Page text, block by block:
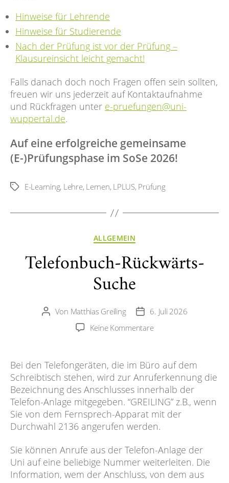
Hinweise für Lehrende
Hinweise für Studierende
Nach der Prüfung ist vor der Prüfung –
Klausureinsicht leicht gemacht!
Falls danach doch noch Fragen offen sein sollten,
freuen wir uns jederzeit auf Kontaktaufnahme
und Rückfragen unter e-pruefungen@uni-
wuppertal.de.
Auf eine erfolgreiche gemeinsame
(E-)Prüfungsphase im SoSe 2026!
Schlagwörter
E-Learning, Lehre, Lernen, LPLUS, Prüfung
Kategorien
ALLGEMEIN
Telefonbuch-Rückwärts-
Suche
Beitragsautor
Von Matthias Greiling Veröffentlichungsdatum
6. Juli 2026
Keine Kommentarezu
Bei den Telefongeräten, die im Büro auf dem
Schreibtisch stehen, wird zur Anruferkennung die
Bezeichnung des Anschlusses innerhalb der
Telefon-Anlage mitgegeben. “GREILING” z.B., wenn
Sie von dem Fernsprech-Apparat mit der
Durchwahl 2136 angerufen werden.
Sie können Anrufe aus der Telefon-Anlage der
Uni auf eine beliebige Nummer weiterleiten. Die
Information, wem der Anschluss, von dem aus